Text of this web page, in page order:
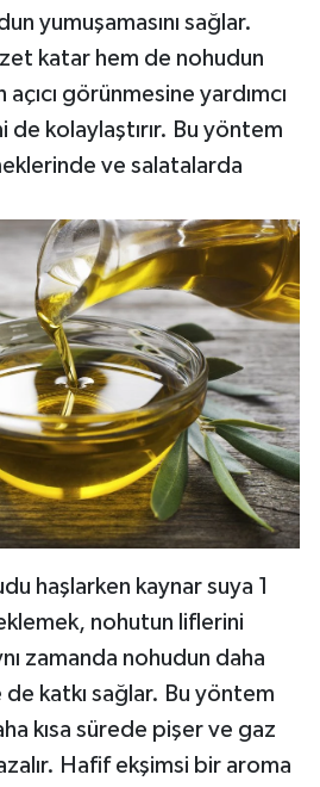
yumuşamasını sağlar.
katar hem de nohudun
görünmesine yardımcı
de kolaylaştırır. Bu yöntem
ve salatalarda
haşlarken kaynar suya 1
nohutun liflerini
zamanda nohudun daha
katkı sağlar. Bu yöntem
kısa sürede pişer ve gaz
Hafif ekşimsi bir aroma